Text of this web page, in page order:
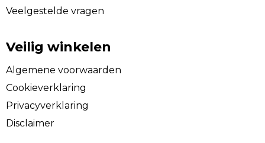
Veelgestelde vragen
Veilig winkelen
Algemene voorwaarden
Cookieverklaring
Privacyverklaring
Disclaimer